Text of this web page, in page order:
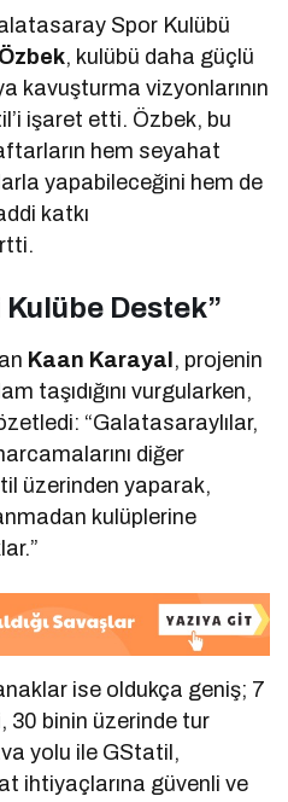
Spor Kulübü
, kulübü daha güçlü
kavuşturma vizyonlarının
işaret etti. Özbek, bu
hem seyahat
yapabileceğini hem de
katkı
Destek”
Kaan Karayal , projenin
taşıdığını vurgularken,
“Galatasaraylılar,
diğer
üzerinden yaparak,
kulüplerine
ise oldukça geniş; 7
30 binin üzerinde tur
yolu ile GStatil,
ihtiyaçlarına güvenli ve